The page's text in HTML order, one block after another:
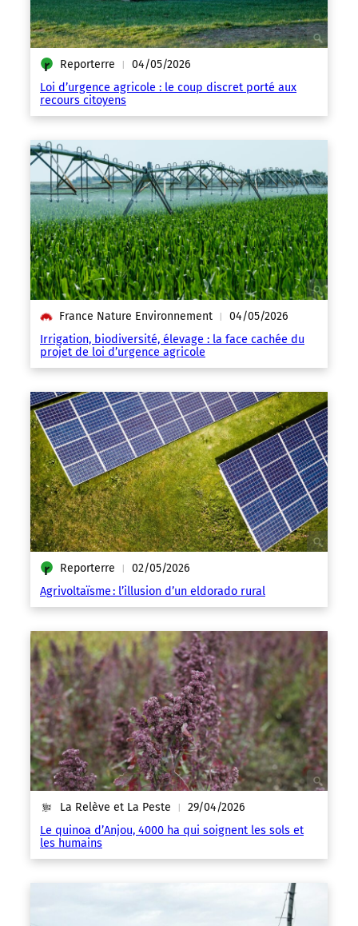
Reporterre | 04/05/2026
Loi d’urgence agricole : le coup discret porté aux
recours citoyens
France Nature Environnement | 04/05/2026
Irrigation, biodiversité, élevage : la face cachée du
projet de loi d’urgence agricole
Reporterre | 02/05/2026
Agrivoltaïsme : l’illusion d’un eldorado rural
La Relève et La Peste | 29/04/2026
Le quinoa d’Anjou, 4000 ha qui soignent les sols et
les humains